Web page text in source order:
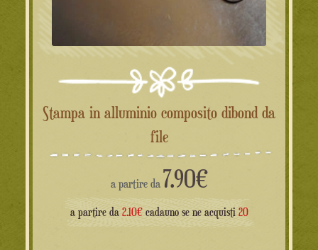
Stampa in alluminio composito dibond da
file
a partire da 7.90€
a partire da 2.10€cadauno se ne acquisti 20